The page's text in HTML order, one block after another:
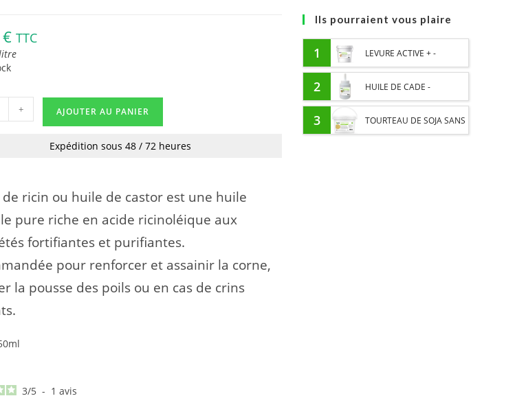
€ TTC
+ AJOUTER AU PANIER
Expédition sous 48 / 72 heures
de ricin ou huile de castor est une huile
pure riche en acide ricinoléique aux
fortifiantes et purifiantes.
pour renforcer et assainir la corne,
la pousse des poils ou en cas de crins
3/5 - 1avis
Ils pourraient vous plaire
1 LEVURE ACTIVE + -
PROBIOTIQUE CHEVAL -
FLORE INTESTINALE ET
DIGESTION
2 HUILE DE CADE -
ASSAINIT ET PROTÈGE LES
3 TOURTEAU DE SOJA SANS